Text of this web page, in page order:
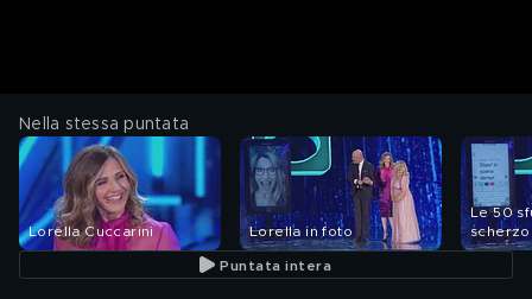
Nella stessa puntata
Lorella Cuccarini Lorella in foto
Le 50
scherzo
Puntata intera